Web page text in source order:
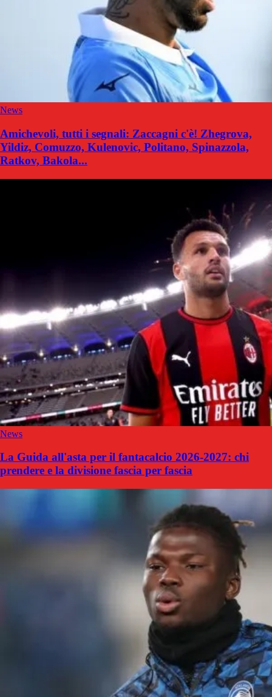
News
Amichevoli, tutti i segnali: Zaccagni c'è! Zhegrova,
Yildiz, Comuzzo, Kulenovic, Politano, Spinazzola,
Ratkov, Bakola...
News
La Guida all'asta per il fantacalcio 2026-2027: chi
prendere e la divisione fascia per fascia